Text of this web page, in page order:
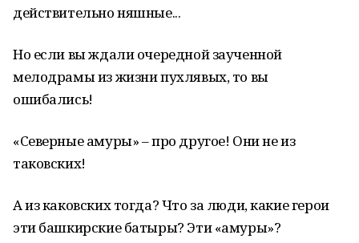
действительно няшные...
Но если вы ждали очередной заученной
мелодрамы из жизни пухлявых, то вы
ошибались!
«Северные амуры» – про другое! Они не из
таковских!
А из каковских тогда? Что за люди, какие герои
эти башкирские батыры? Эти «амуры»?